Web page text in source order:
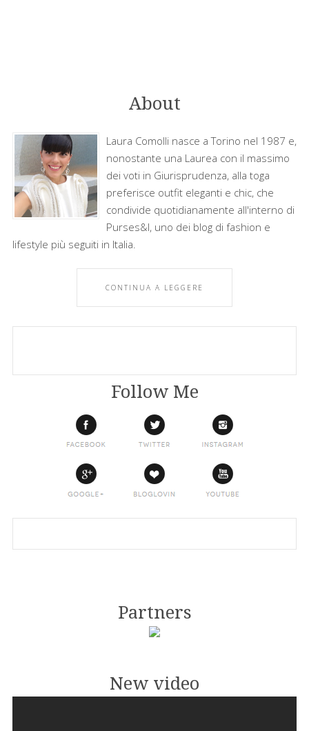
About
Laura Comolli nasce a Torino nel 1987 e,
nonostante una Laurea con il massimo
dei voti in Giurisprudenza, alla toga
preferisce outfit eleganti e chic, che
condivide quotidianamente all'interno di
Purses&I, uno dei blog di fashion e
lifestyle più seguiti in Italia.
CONTINUA A LEGGERE
Follow Me
Partners
New video